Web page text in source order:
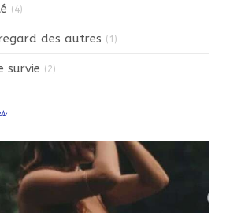
(4)
des autres (1)
survie (2)